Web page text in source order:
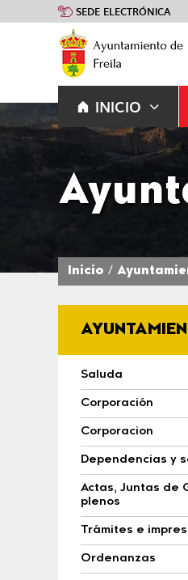
SEDE ELECTRÓNICA
INICIO
Inicio
Saluda
Corporación
Corporacion
Dependencias y
Actas, Juntas de
plenos
Trámites e
Ordenanzas